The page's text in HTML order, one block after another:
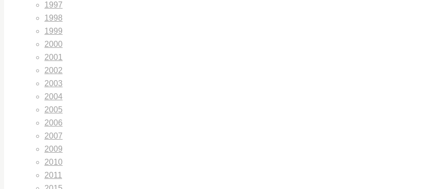
1997
1998
1999
2000
2001
2002
2003
2004
2005
2006
2007
2009
2010
2011